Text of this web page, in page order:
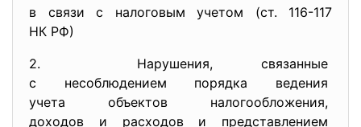
в связи с налоговым учетом (ст. 116-117
НК РФ)
2. Нарушения, связанные
с несоблюдением порядка ведения
учета объектов налогообложения,
доходов и расходов и представлением